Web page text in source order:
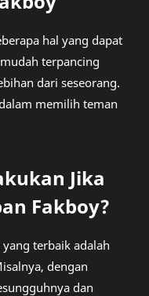
hal yang dapat
terpancing
dari seseorang.
memilih teman
Jika
Fakboy?
terbaik adalah
dengan
dan